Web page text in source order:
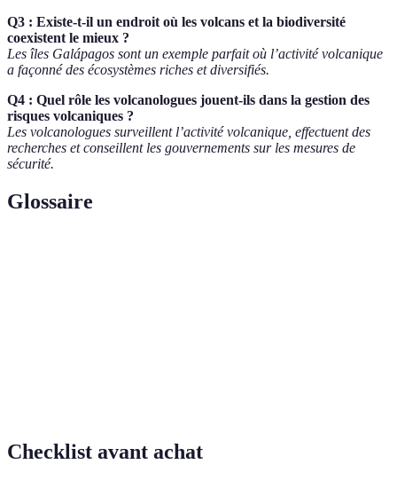
Q3 : Existe-t-il un endroit où les volcans et la biodiversité
coexistent le mieux ?
Les îles Galápagos sont un exemple parfait où l’activité volcanique
a façonné des écosystèmes riches et diversifiés.
Q4 : Quel rôle les volcanologues jouent-ils dans la gestion des
risques volcaniques ?
Les volcanologues surveillent l’activité volcanique, effectuent des
recherches et conseillent les gouvernements sur les mesures de
sécurité.
Glossaire
Checklist avant achat